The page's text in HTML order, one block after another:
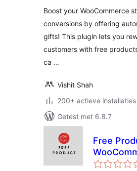
Boost your WooCommerce
conversions by offering
gifts! This plugin lets you
customers with free
ca …
Vishit Shah
200+ actieve installaties
Getest met 6.8.7
Free